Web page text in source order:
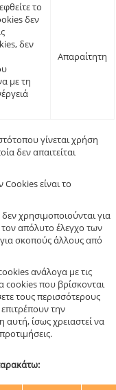
το
δεν
δεν
με τη
Απαραίτητη
γίνεται χρήση
δεν απαιτείται
είναι το
χρησιμοποιούνται για
απόλυτο έλεγχο των
σκοπούς άλλους από
ανάλογα με τις
cookies που βρίσκονται
τους περισσότερους
την
ίσως χρειαστεί να